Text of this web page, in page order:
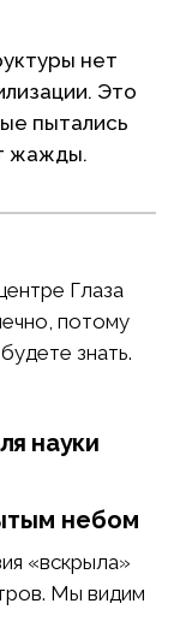
нет
Это
пытались
жажды.
Глаза
потому
знать.
науки
небом
«вскрыла»
Мы видим